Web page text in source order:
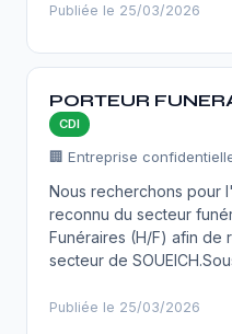
Publiée le 25/03/2026
PORTEUR
CDI
🏢 Entreprise
Nous recherchons pour
reconnu du secteur
Funéraires (H/F) afin de
secteur de
Publiée le 25/03/2026